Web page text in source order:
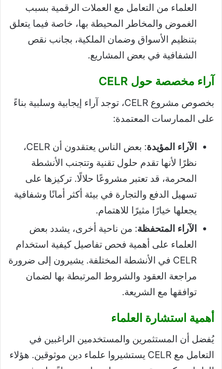
العلماء من التعامل مع العملات الرقمية بسبب
الغموض والمخاطر المحيطة بها، خاصة فيما يتعلق
بتنظيم الأسواق وضمان الملكية، بجانب نقص
الشفافية في بعض المشاريع.
آراء مخصصة حول CELR
بخصوص مشروع CELR، توجد آراء إيجابية وسلبية بناءً
على الممارسات المعتمدة:
الآراء المؤيدة
: بعض الناس يعتقدون أن CELR،
نظرًا لأنها تقدم حلول تقنية وتتجنب الأنشطة
المحرمة، قد تعتبر مشروعًا حلالًا. تركيزها على
تسهيل الدفع والتجارة في بيئة أكثر أمانًا وشفافية
يجعلها خيارًا مثيرًا للاهتمام.
الآراء المتحفظة: من ناحية أخرى، يشدد بعض
العلماء على أهمية فحص تفاصيل كيفية استخدام
CELR في الأنشطة المختلفة. يشيرون إلى ضرورة
مراجعة العقود والشروط المرتبطة بها لضمان
توافقها مع الشريعة.
أهمية استشارة العلماء
يُفضل أن المستثمرين والمستخدمين الراغبين في
التعامل مع CELR يستشيروا علماء دين موثوقين. هؤلاء